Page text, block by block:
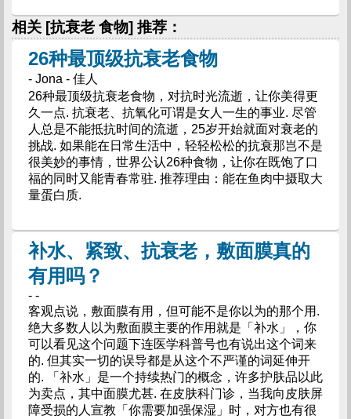
相关 [抗衰老 食物] 推荐：
26种最顶级抗衰老食物
- Jona - 佳人
26种最顶级抗衰老食物，对抗时光流逝，让你美得更
久一点. 抗衰老、抗氧化可谓是女人一生的事业. 尽管
人总是不能抵抗时间的流逝，25岁开始就面对衰老的
挑战. 如果能在日常生活中，轻轻松松的抗衰那岂不是
很美妙的事情，世界公认26种食物，让你在既饱了口
福的同时又能青春常驻. 推荐理由：能在鱼肉中摄取大
量蛋白质.
补水、紧致、抗衰老，敷面膜真的
有用吗？
- -
客观点说，敷面膜有用，但可能不是你以为的那个用.
绝大多数人以为敷面膜主要的作用就是「补水」，你
可以看见这个问题下连医学科普号也有说出这个词来
的. 但其实一切的误导都是从这个不严谨的词延伸开
的. 「补水」是一个持续热门的概念，许多护肤品以此
为卖点，其中面膜尤甚. 在皮肤科门诊，当我向皮肤屏
障受损的人宣教「你需要加强保湿」时，对方也有很